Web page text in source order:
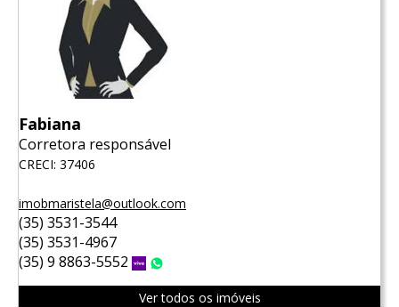
Fabiana
Corretora responsável
CRECI: 37406
imobmaristela@outlook.com
(35) 3531-3544
(35) 3531-4967
(35) 9 8863-5552
Vivo
Ver todos os imóveis